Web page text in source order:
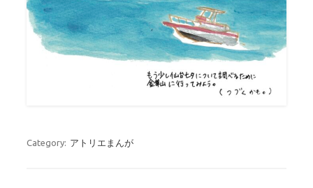
Category: アトリエまんが